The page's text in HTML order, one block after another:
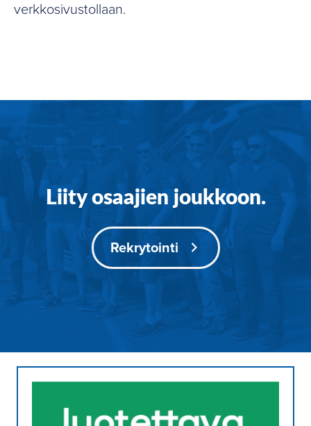
verkkosivustollaan.
Liity osaajien joukkoon.
Rekrytointi